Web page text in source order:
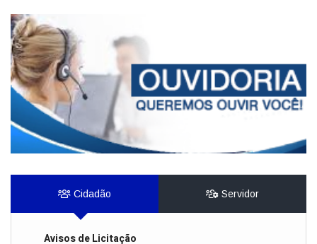
Cidadão Servidor
Avisos de Licitação